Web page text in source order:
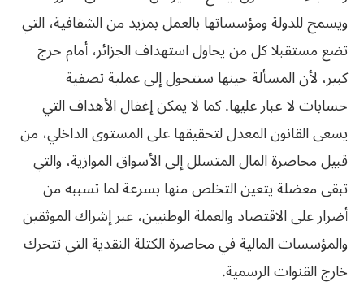
ويسمح للدولة ومؤسساتها بالعمل بمزيد من الشفافية، التي
تضع مستقبلا كل من يحاول استهداف الجزائر، أمام حرج
كبير، لأن المسألة حينها ستتحول إلى عملية تصفية
حسابات لا غبار عليها. كما لا يمكن إغفال الأهداف التي
يسعى القانون المعدل لتحقيقها على المستوى الداخلي، من
قبيل محاصرة المال المتسلل إلى الأسواق الموازية، والتي
تبقى معضلة يتعين التخلص منها بسرعة لما تسببه من
أضرار على الاقتصاد والعملة الوطنيين، عبر إشراك الموثقين
والمؤسسات المالية في محاصرة الكتلة النقدية التي تتحرك
خارج القنوات الرسمية.